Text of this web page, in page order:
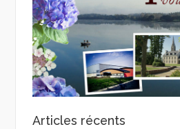
Articles récents